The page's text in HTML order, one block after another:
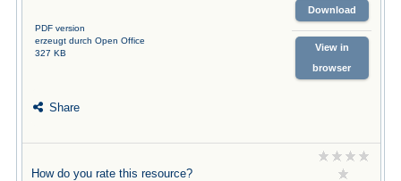
PDF version
erzeugt durch Open Office
327 KB
Download
View in
browser
Share
How do you rate this resource?